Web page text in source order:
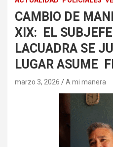
CAMBIO DE
XIX: EL
LACUADRA SE
LUGAR ASUME
marzo 3, 2026 A mi manera